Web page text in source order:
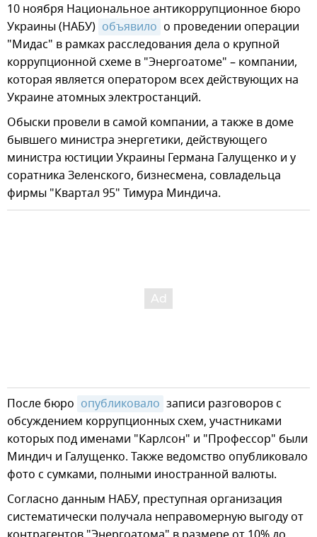
10 ноября Национальное антикоррупционное бюро
Украины (НАБУ) объявило о проведении операции
"Мидас" в рамках расследования дела о крупной
коррупционной схеме в "Энергоатоме" – компании,
которая является оператором всех действующих на
Украине атомных электростанций.
Обыски провели в самой компании, а также в доме
бывшего министра энергетики, действующего
министра юстиции Украины Германа Галущенко и у
соратника Зеленского, бизнесмена, совладельца
фирмы "Квартал 95" Тимура Миндича.
После бюро опубликовало записи разговоров с
обсуждением коррупционных схем, участниками
которых под именами "Карлсон" и "Профессор" были
Миндич и Галущенко. Также ведомство опубликовало
фото с сумками, полными иностранной валюты.
Согласно данным НАБУ, преступная организация
систематически получала неправомерную выгоду от